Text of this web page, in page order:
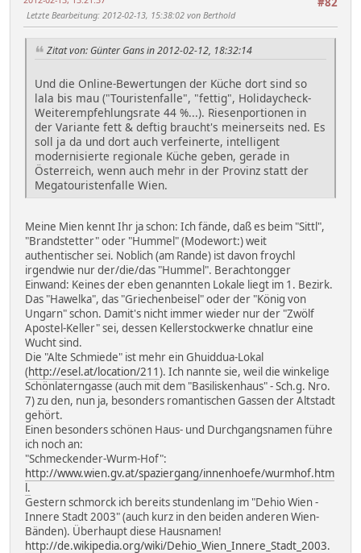
Letzte Bearbeitung: 2012-02-13, 15:38:02 von Berthold
Zitat von: Günter Gans in 2012-02-12, 18:32:14
Und die Online-Bewertungen der Küche dort sind so
lala bis mau ("Touristenfalle", "fettig", Holidaycheck-
Weiterempfehlungsrate 44 %...). Riesenportionen in
der Variante fett & deftig braucht's meinerseits ned. Es
soll ja da und dort auch verfeinerte, intelligent
modernisierte regionale Küche geben, gerade in
Österreich, wenn auch mehr in der Provinz statt der
Megatouristenfalle Wien.
Meine Mien kennt Ihr ja schon: Ich fände, daß es beim "Sittl",
"Brandstetter" oder "Hummel" (Modewort:) weit
authentischer sei. Noblich (am Rande) ist davon froychl
irgendwie nur der/die/das "Hummel". Berachtongger
Einwand: Keines der eben genannten Lokale liegt im 1. Bezirk.
Das "Hawelka", das "Griechenbeisel" oder der "König von
Ungarn" schon. Damit's nicht immer wieder nur der "Zwölf
Apostel-Keller" sei, dessen Kellerstockwerke chnatlur eine
Wucht sind.
Die "Alte Schmiede" ist mehr ein Ghuiddua-Lokal
(http://esel.at/location/211). Ich nannte sie, weil die winkelige
Schönlaterngasse (auch mit dem "Basiliskenhaus" - Sch.g. Nro.
7) zu den, nun ja, besonders romantischen Gassen der Altstadt
gehört.
Einen besonders schönen Haus- und Durchgangsnamen führe
ich noch an:
"Schmeckender-Wurm-Hof":
http://www.wien.gv.at/spaziergang/innenhoefe/wurmhof.htm
l.
Gestern schmorck ich bereits stundenlang im "Dehio Wien -
Innere Stadt 2003" (auch kurz in den beiden anderen Wien-
Bänden). Überhaupt diese Hausnamen!
http://de.wikipedia.org/wiki/Dehio_Wien_Innere_Stadt_2003.